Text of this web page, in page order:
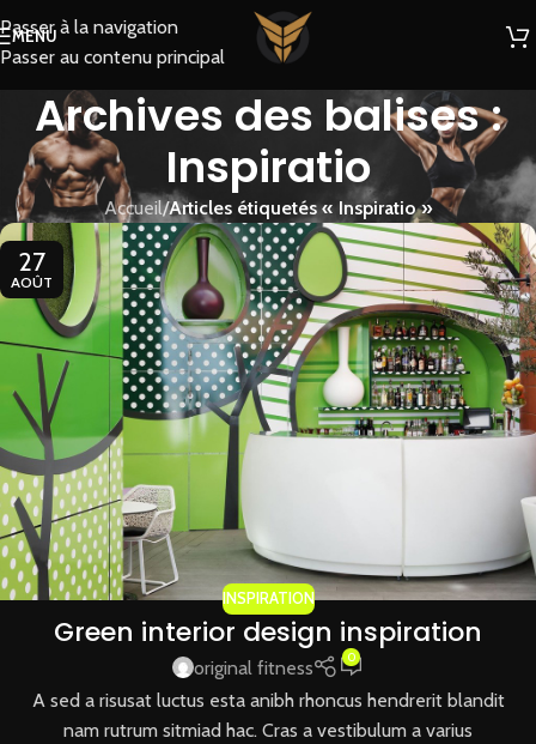
Passer à la navigation
Passer au contenu principal
MENU
Archives des balises :
Inspiratio
Accueil/Articles étiquetés « Inspiratio »
27
AOÛT
INSPIRATION
Green interior design inspiration
original fitness 0
A sed a risusat luctus esta anibh rhoncus hendrerit blandit
nam rutrum sitmiad hac. Cras a vestibulum a varius